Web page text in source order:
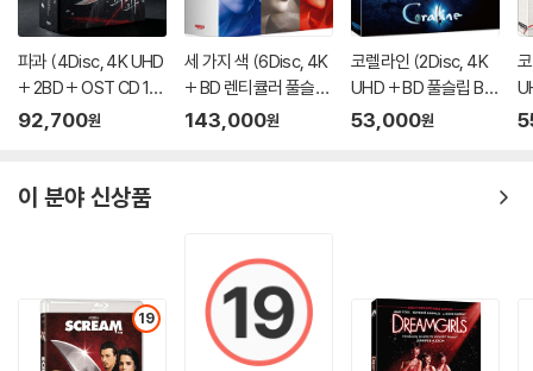
복수할 것을 부탁하며 자신도 남편을 따른다. 어느덧 무기는 건장한 청년
(이연걸 분)으로 성장하지만 현명장 때문에 기가 부족하여 무예를 배울 수
없을뿐더러 그를 아끼는 장삼풍이 내공력으로 그나마 생명을 지탱하고 있
었다.
한편 7년이 지나 냉혈대사가 보낸 수제자 주지약(여자 분)이 기천검을 찾
사부 장삼풍의 명으로 송원교를 비롯한 무당의 노제자 5명이 3개월에 걸
친 태주검 훈련을 위해 지하로 가게 되어, 송원교의 아들 송청서가 잠시 무
는 사부의 어기고 허약한 무기를 괴롭힌다. 이때 백미응왕의 시녀 소조(구
숙정 분)가 나타나 무기를 구하지만 두 사람은 쫓기게 된다. 그녀는 백미응
왕에게 벌을 받아 쇠사슬에 묶였는데 기천검만이 끊을 수 있어 무당을 엿
보고 있었다. 두 사람은 결국 낭떠러지에 몰려 떨어지는데, 그곳에는 몇해
파과 (4Disc, 4K UHD
+ 2BD + OST CD 15
00장 한정 스틸북 한정
92,700원
세 가지 색 (6Disc, 4K
+ BD 렌티큘러 풀슬립
트릴로지 박스 한정판)
143,000원
코렐라인 (2Disc, 4K
UHD + BD 풀슬립 B T
ype 500장 한정판) :
53,000원
이 분야 신상품
19